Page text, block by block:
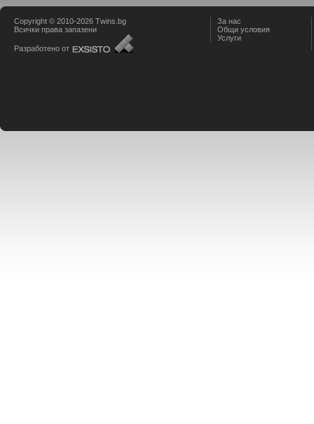
Copyright © 2010-2026 Тwins.bg
Всички права запазени
Разработено от
За нас
Общи условия
Услуги